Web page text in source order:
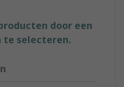
door een
te selecteren.